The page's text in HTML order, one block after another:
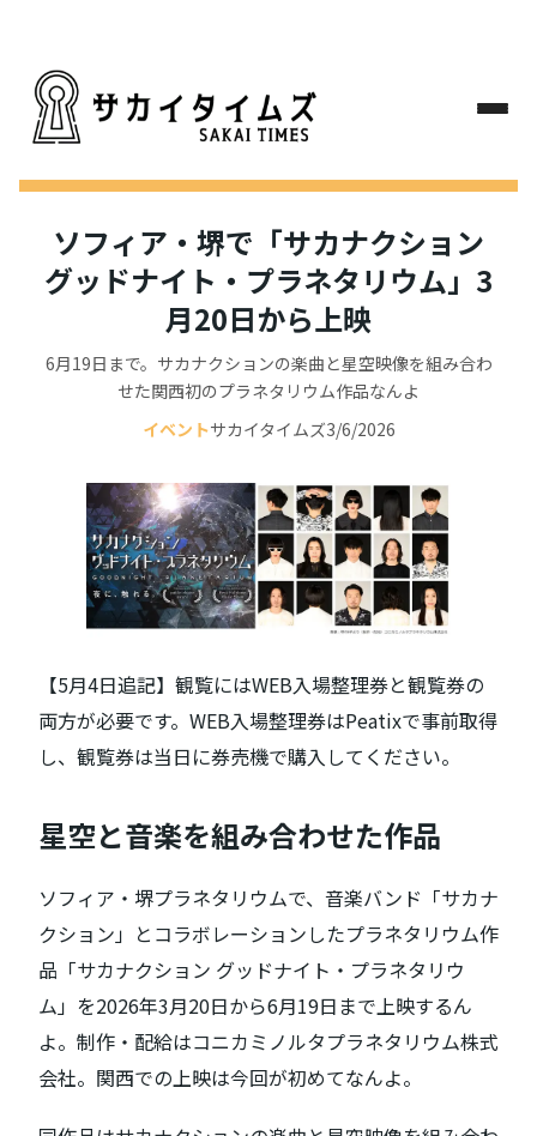
ソフィア・堺で「サカナクション
グッドナイト・プラネタリウム」3
月20日から上映
6月19日まで。サカナクションの楽曲と星空映像を組み合わ
せた関西初のプラネタリウム作品なんよ
イベントサカイタイムズ3/6/2026
【5月4日追記】観覧にはWEB入場整理券と観覧券の
両方が必要です。WEB入場整理券はPeatixで事前取得
し、観覧券は当日に券売機で購入してください。
星空と音楽を組み合わせた作品
ソフィア・堺プラネタリウムで、音楽バンド「サカナ
クション」とコラボレーションしたプラネタリウム作
品「サカナクション グッドナイト・プラネタリウ
ム」を2026年3月20日から6月19日まで上映するん
よ。制作・配給はコニカミノルタプラネタリウム株式
会社。関西での上映は今回が初めてなんよ。